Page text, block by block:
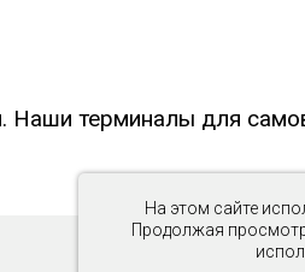
На этом сайте
Продолжая
Наши терминалы для